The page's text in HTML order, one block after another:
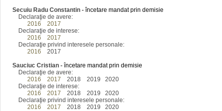
Secuiu Radu Constantin - încetare mandat prin demisie
Declaraţie de avere:
2016
2017
Declaraţie de interese:
2016
2017
Declaraţie privind interesele personale:
2016
2017
Sauciuc Cristian - încetare mandat prin demisie
Declaraţie de avere:
2016
2017 2018 2019 2020
Declaraţie de interese:
2016
2017 2018 2019 2020
Declaraţie privind interesele personale:
2016
2017 2018 2019 2020